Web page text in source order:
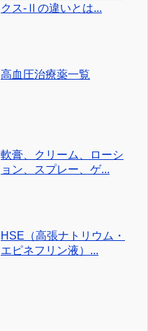
クス-Ⅱの違いとは...
高血圧治療薬一覧
軟膏、クリーム、ローシ
ョン、スプレー、ゲ...
HSE（高張ナトリウム・
エピネフリン液）...